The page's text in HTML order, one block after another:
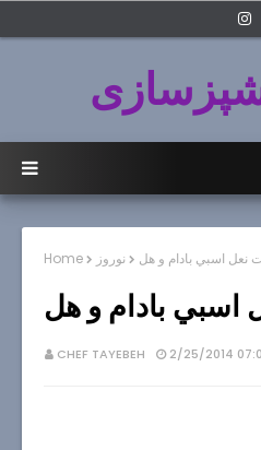
Home نوروز نعل اسبي بادام و هل
اسبي بادام و هل
CHEF TAYEBEH 2/25/2014